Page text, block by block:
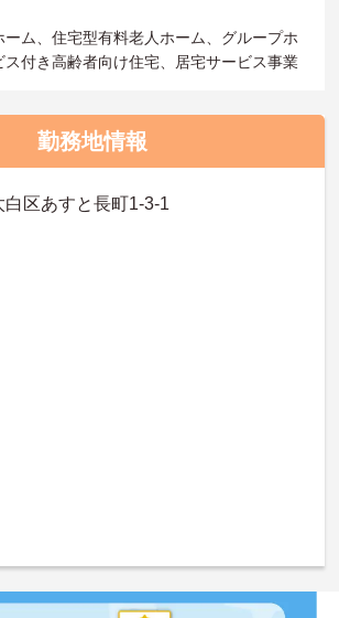
ーム、住宅型有料老人ホーム、グループホ
ス付き高齢者向け住宅、居宅サービス事業
勤務地情報
区あすと長町1-3-1